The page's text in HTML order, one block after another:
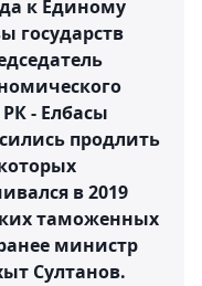
к Единому
государств
- Елбасы
продлить
в 2019
таможенных
министр
Султанов.